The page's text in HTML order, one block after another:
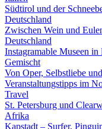
Südtirol und der
Deutschland
Zwischen Wein und
Deutschland
Instagramable Museen in
Gemischt
Von Oper, Selbstliebe
Veranstaltungstipps im
Travel
St. Petersburg und
Afrika
Kapstadt – Surfer,